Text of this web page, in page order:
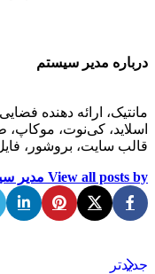
درباره مدیر سیستم
مانتیک، ارائه دهنده
اسلاید، کی‌نوت، موکاپ،
قالب سایت، بروشور،
View all posts by مدیر سیستم
جدیدتر